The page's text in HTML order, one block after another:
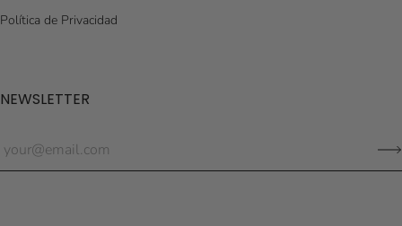
Política de Privacidad
NEWSLETTER